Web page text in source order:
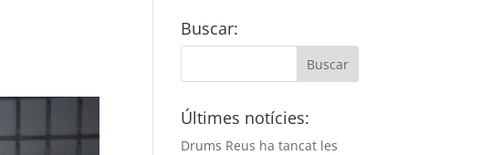
Buscar:
Últimes notícies:
Drums Reus ha tancat les